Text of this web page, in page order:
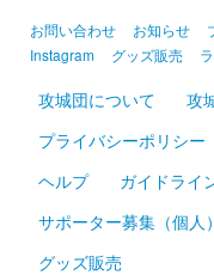
島原城 御城印
プレミアム御城印セッ
墨城印 島原城
お問い合わせ お知らせ
Instagram
グッズ販売
攻城団について 攻
プライバシーポリシー
ヘルプ
ガイドライ
サポーター募集（個人）
グッズ販売